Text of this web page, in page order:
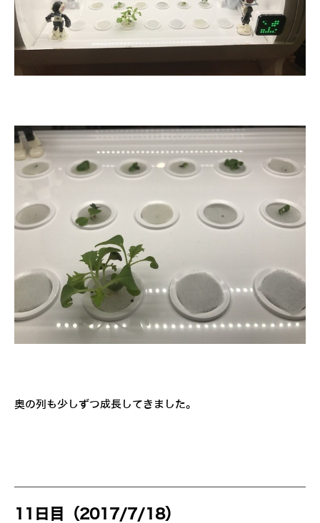
奥の列も少しずつ成長してきました。
11日目（2017/7/18）